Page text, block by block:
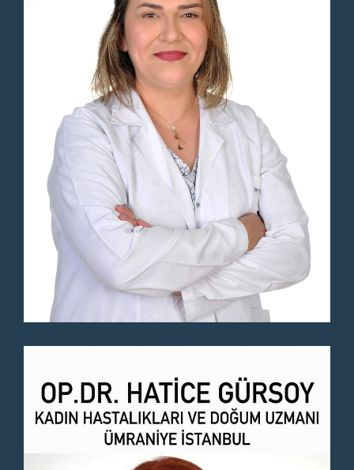
Endometriyal Biyopsi
Endometriozis
Et(Hormon Replasman Tedavisi)
G Noktası Büyütme
Genital Estetik
Laserasyon Onarımı
Leep (Loop Elektrocerrahi Eksizyonel
Prosedür)
Uterin Içi Cihaz Koyma Ve Kaldırma
Uterus Biyopsisi(Endometrial Biyopsi)